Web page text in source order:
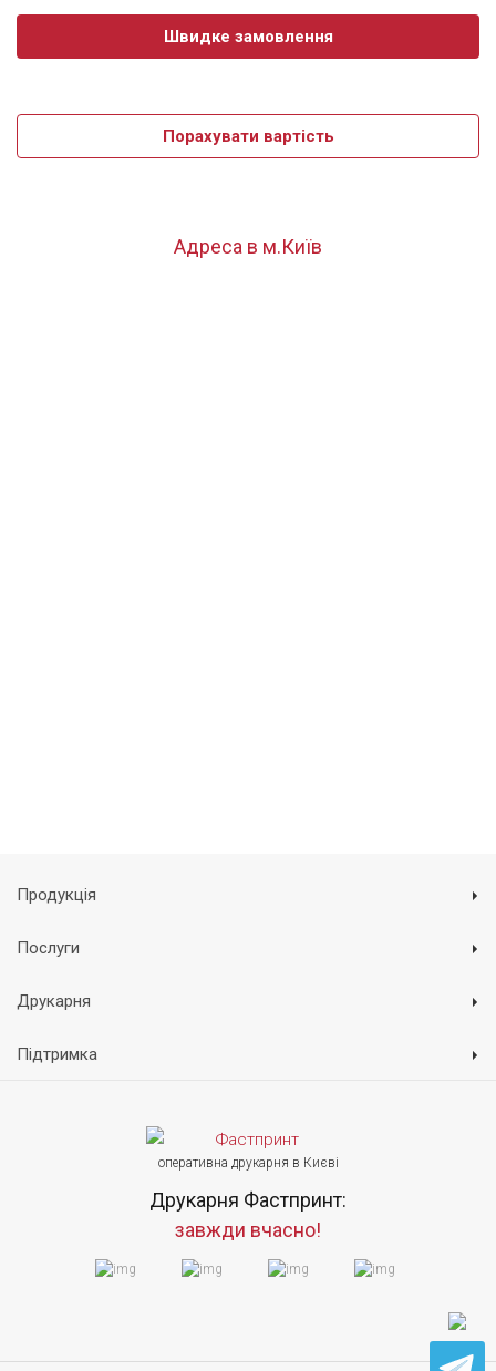
Швидке замовлення
Порахувати вартість
Адреса в м.Київ
Продукція
Послуги
Друкарня
Підтримка
оперативна друкарня в Києві
Друкарня Фастпринт:
завжди вчасно!